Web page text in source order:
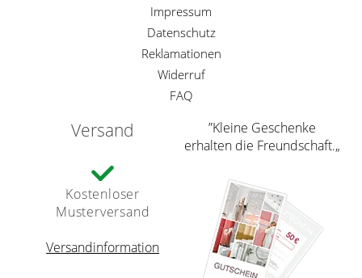
Impressum
Datenschutz
Reklamationen
Widerruf
FAQ
Versand
Kostenloser
Musterversand
Versandinformation
”Kleine Geschenke
erhalten die Freundschaft.„